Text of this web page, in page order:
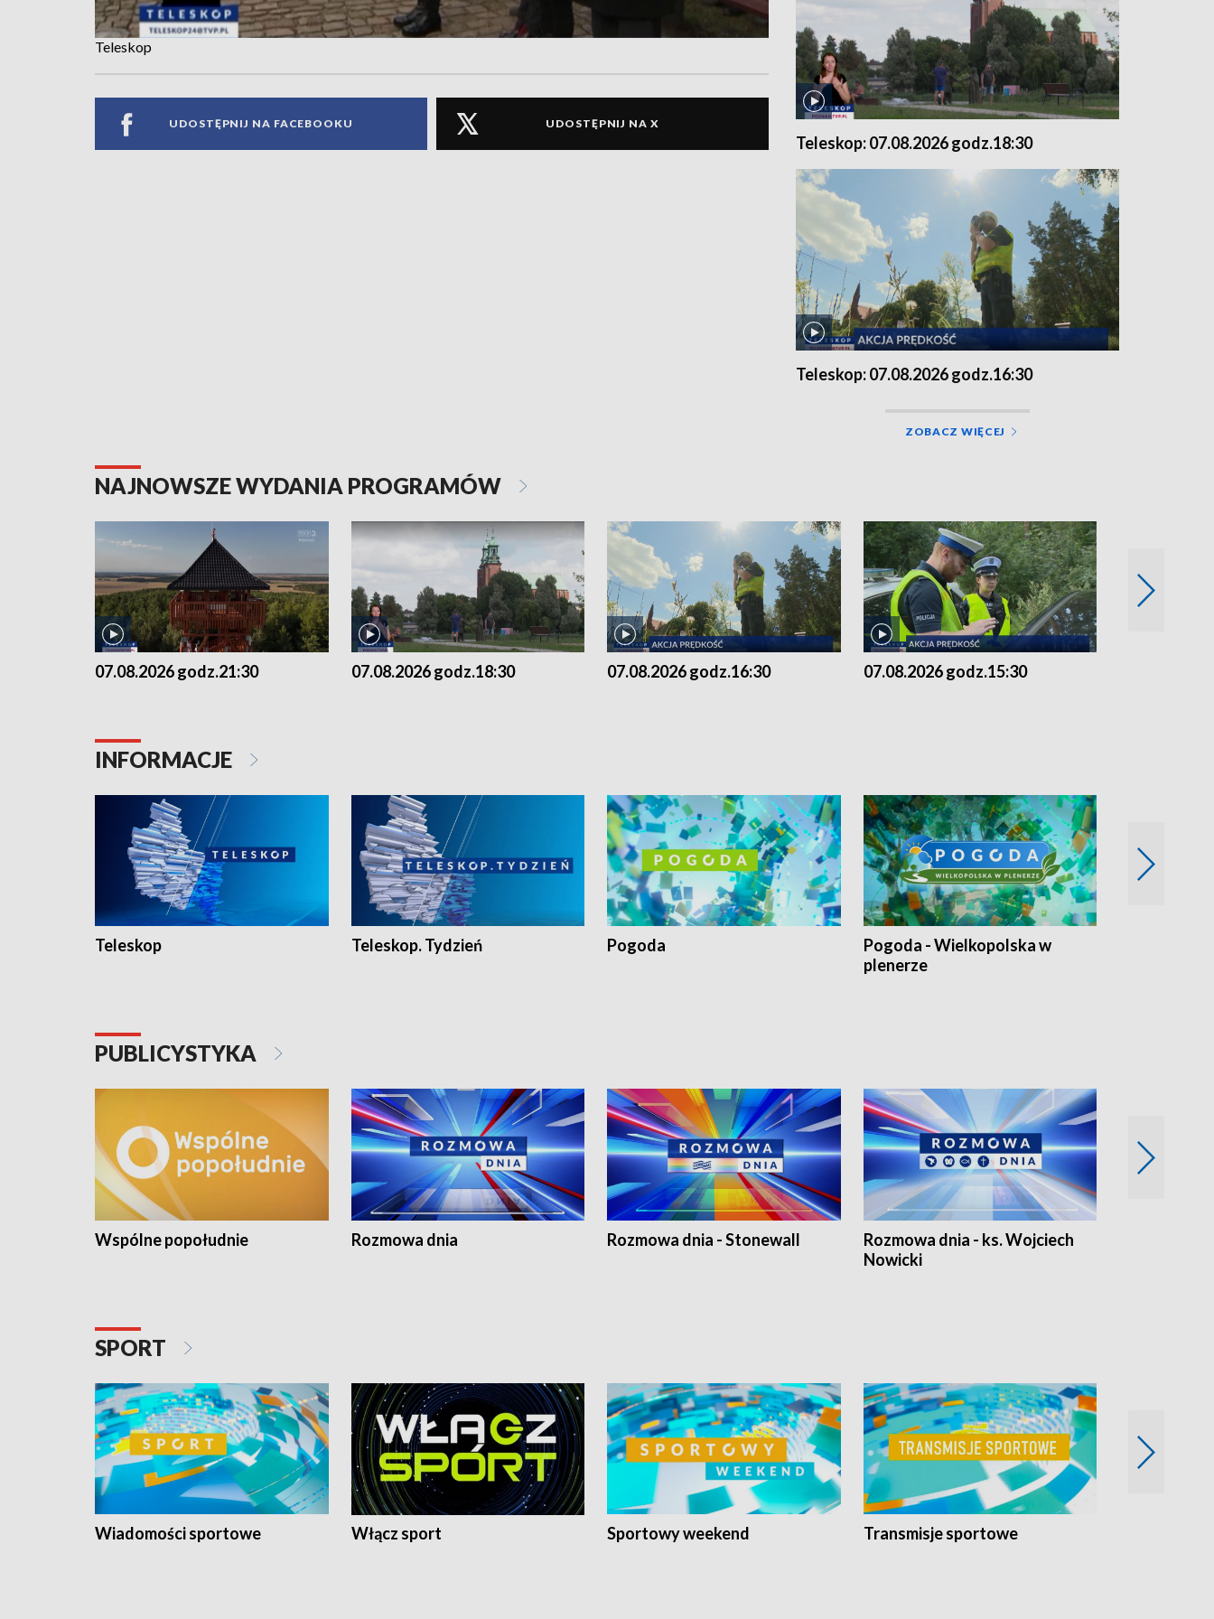
Teleskop
UDOSTĘPNIJ NA FACEBOOKU UDOSTĘPNIJ NA X
Teleskop: 07.08.2026 godz.18:30
Teleskop: 07.08.2026 godz.16:30
ZOBACZ WIĘCEJ
NAJNOWSZE WYDANIA PROGRAMÓW
07.08.2026 godz.21:30 07.08.2026 godz.18:30 07.08.2026 godz.16:30 07.08.2026 godz.15:30
INFORMACJE
Teleskop Teleskop. Tydzień Pogoda
Pogoda - Wielkopolska w
plenerze
PUBLICYSTYKA
Wspólne popołudnie Rozmowa dnia Rozmowa dnia - Stonewall
Rozmowa dnia - ks. Wojciech
Nowicki
SPORT
Wiadomości sportowe Włącz sport Sportowy weekend Transmisje sportowe